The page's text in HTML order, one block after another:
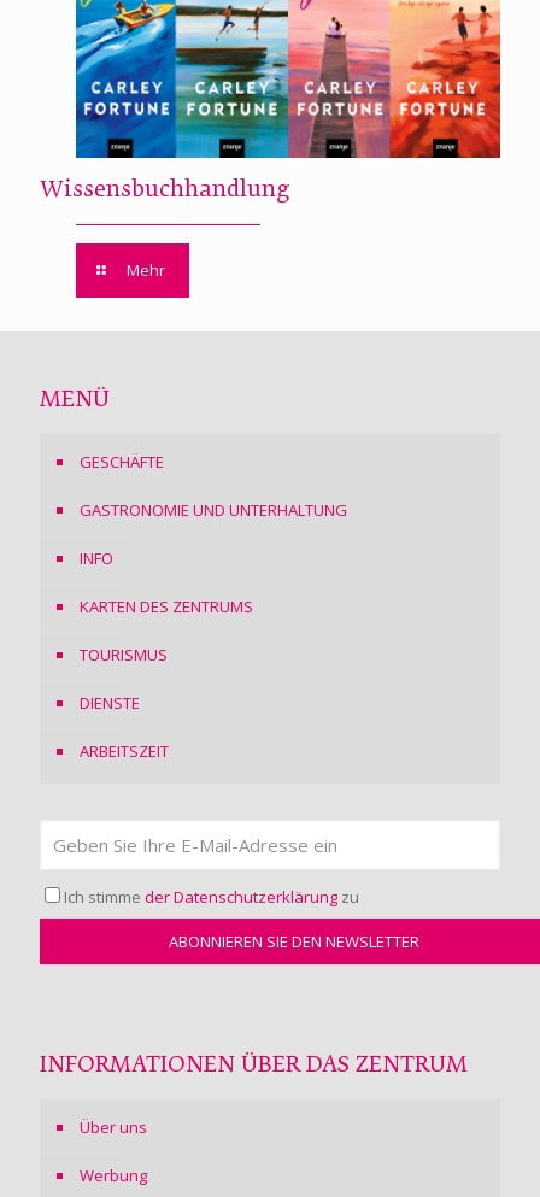
Wissensbuchhandlung
Mehr
MENÜ
GESCHÄFTE
GASTRONOMIE UND UNTERHALTUNG
INFO
KARTEN DES ZENTRUMS
TOURISMUS
DIENSTE
ARBEITSZEIT
Ich stimme der Datenschutzerklärung zu
INFORMATIONEN ÜBER DAS ZENTRUM
Über uns
Werbung